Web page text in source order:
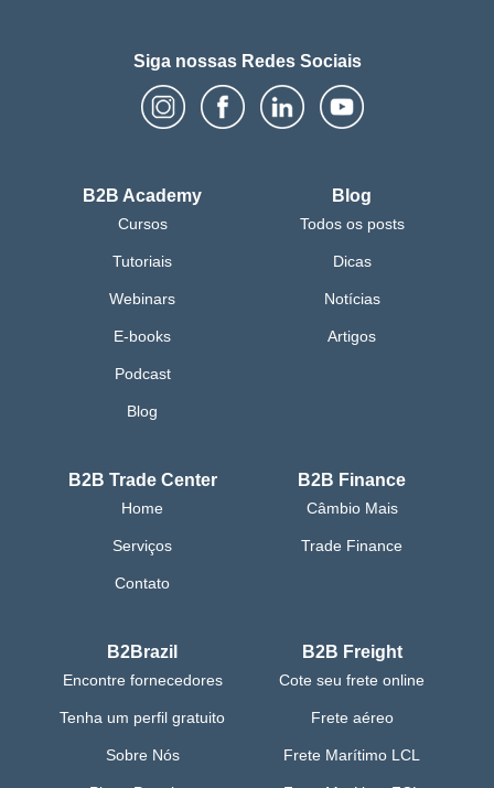
Siga nossas Redes Sociais
B2B Academy
Cursos
Tutoriais
Webinars
E-books
Podcast
Blog
Blog
Todos os posts
Dicas
Notícias
Artigos
B2B Trade Center
Home
Serviços
Contato
B2B Finance
Câmbio Mais
Trade Finance
B2Brazil
Encontre fornecedores
Tenha um perfil gratuito
Sobre Nós
B2B Freight
Cote seu frete online
Frete aéreo
Frete Marítimo LCL